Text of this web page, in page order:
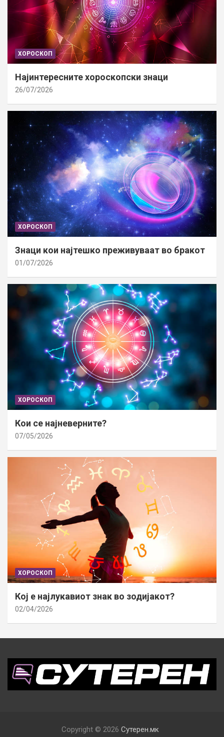
ХОРОСКОП
Најинтересните хороскопски знаци
26/07/2026
ХОРОСКОП
Знаци кои најтешко преживуваат во бракот
01/07/2026
ХОРОСКОП
Кои се најневерните?
07/05/2026
ХОРОСКОП
Кој е најлукавиот знак во зодијакот?
02/04/2026
Copyright © 2026 Сутерен.мк